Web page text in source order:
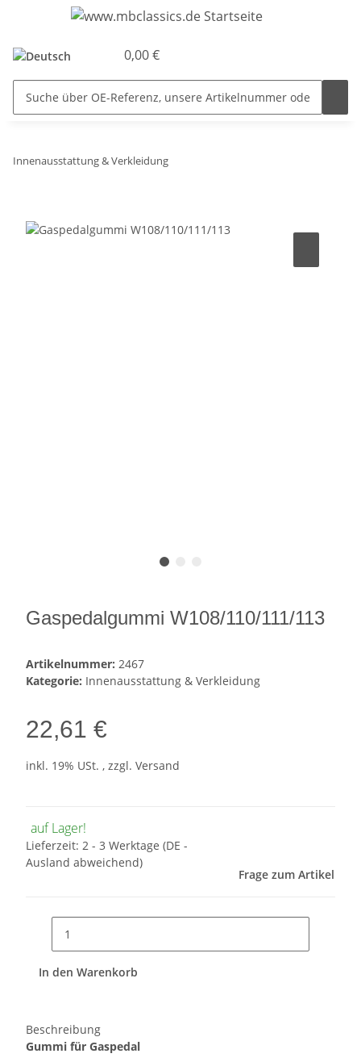
0,00 €
Innenausstattung & Verkleidung
Gaspedalgummi W108/110/111/113
Artikelnummer: 2467
Kategorie: Innenausstattung & Verkleidung
22,61 €
inkl. 19% USt. , zzgl. Versand
auf Lager!
Lieferzeit: 2 - 3 Werktage (DE -
Ausland abweichend)
Frage zum Artikel
In den Warenkorb
Beschreibung
Gummi für Gaspedal